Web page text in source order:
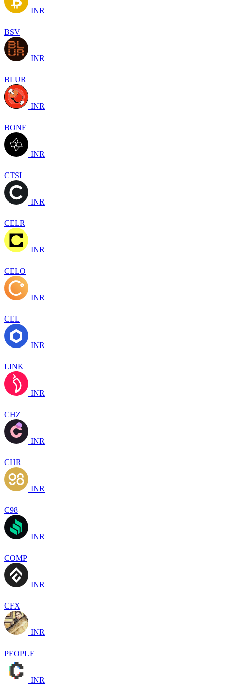
INR
BSV
INR
BLUR
INR
BONE
INR
CTSI
INR
CELR
INR
CELO
INR
CEL
INR
LINK
INR
CHZ
INR
CHR
INR
C98
INR
COMP
INR
CFX
INR
PEOPLE
INR